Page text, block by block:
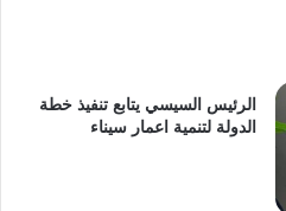
الرئيس السيسي يتابع تنفيذ خطة
الدولة لتنمية اعمار سيناء